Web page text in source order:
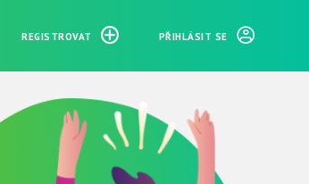
REGISTROVAT PŘIHLÁSIT SE